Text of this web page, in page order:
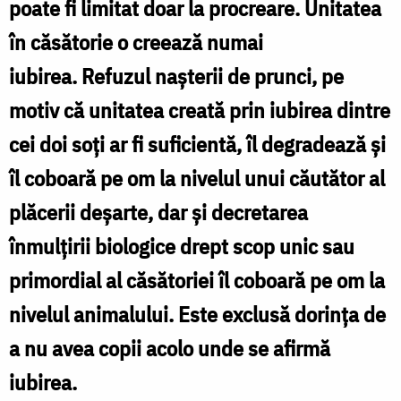
nici
cei
omoară
romantismul
/
Foto:
Oana
Nechifor
poate fi limitat doar la procreare. Unitatea
în căsătorie o creează numai
iubirea. Refuzul nașterii de prunci, pe
motiv că unitatea creată prin iubirea dintre
cei doi soți ar fi suficientă, îl degradează și
îl coboară pe om la nivelul unui căutător al
plăcerii deșarte, dar și decretarea
înmulțirii biologice drept scop unic sau
primordial al căsătoriei îl coboară pe om la
nivelul animalului. Este exclusă dorința de
a nu avea copii acolo unde se afirmă
iubirea.